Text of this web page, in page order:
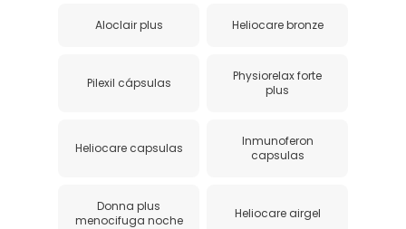
Aloclair plus Heliocare bronze
Pilexil cápsulas
Physiorelax forte
plus
Heliocare capsulas
Inmunoferon
capsulas
Donna plus
menocifuga noche
Heliocare airgel